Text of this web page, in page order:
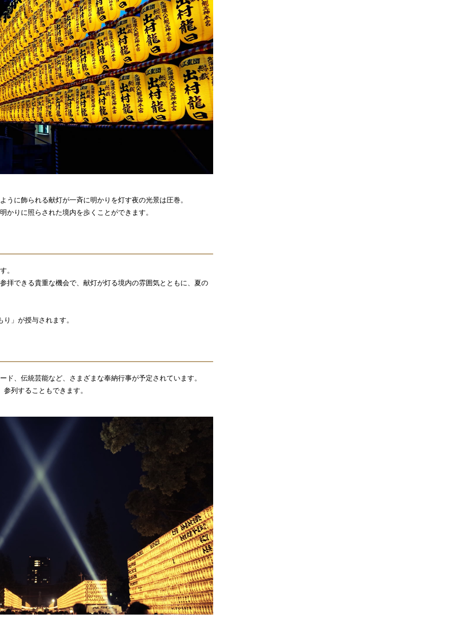
うに飾られる献灯が一斉に明かりを灯す夜の光景は圧巻。
かりに照らされた境内を歩くことができます。
。
拝できる貴重な機会で、献灯が灯る境内の雰囲気とともに、夏の
」が授与されます。
ド、伝統芸能など、さまざまな奉納行事が予定されています。
列することもできます。